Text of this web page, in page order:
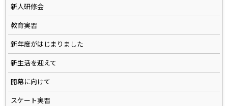
新人研修会
教育実習
新年度がはじまりました
新生活を迎えて
開幕に向けて
スケート実習